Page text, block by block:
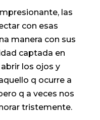
las
con esas
manera con sus
captada en
los ojos y
q ocurre a
q a veces nos
tristemente.